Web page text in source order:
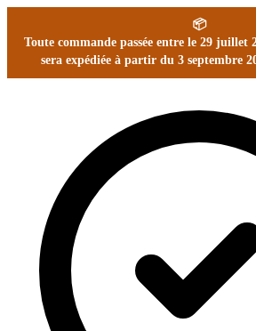
📦
Toute commande passée entre le 29 juillet
sera expédiée à partir du 3 septembre